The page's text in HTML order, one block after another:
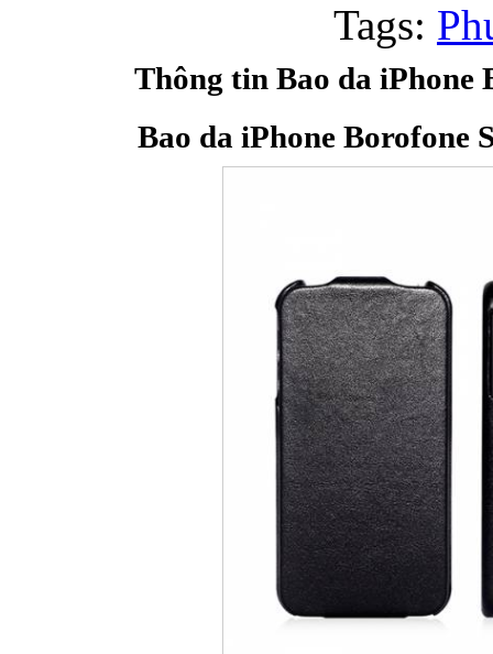
Ốp lưng iPhone
Bao da iPhone 5
Túi đựng iPad
Tags:
Thông tin Bao da iPhone
Bao da iPhone Borofone